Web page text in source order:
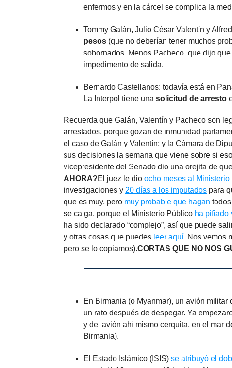
enfermos y en la cárcel se complica la
Tommy Galán, Julio César Valentín y
pesos (que no deberían tener muchos
sobornados. Menos Pacheco, que dijo
impedimento de salida.
Bernardo Castellanos: todavía está en
La Interpol tiene una solicitud de arresto
Recuerda que Galán, Valentín y Pacheco son
arrestados, porque gozan de inmunidad
el caso de Galán y Valentín; y la Cámara de
sus decisiones la semana que viene sobre si
vicepresidente del Senado dio una orejita de que
AHORA?El juez le dio ocho meses al Ministerio
investigaciones y 20 días a los imputados para
que es muy, pero muy probable que hagan
se caiga, porque el Ministerio Público ha pifiado
ha sido declarado “complejo”, así que puede
y otras cosas que puedes leer aquí. Nos vemos
pero se lo copiamos).CORTAS QUE NO NOS
En Birmania (o Myanmar), un avión militar
un rato después de despegar. Ya
y del avión ahí mismo cerquita, en el mar
Birmania).
El Estado Islámico (ISIS) se atribuyó el